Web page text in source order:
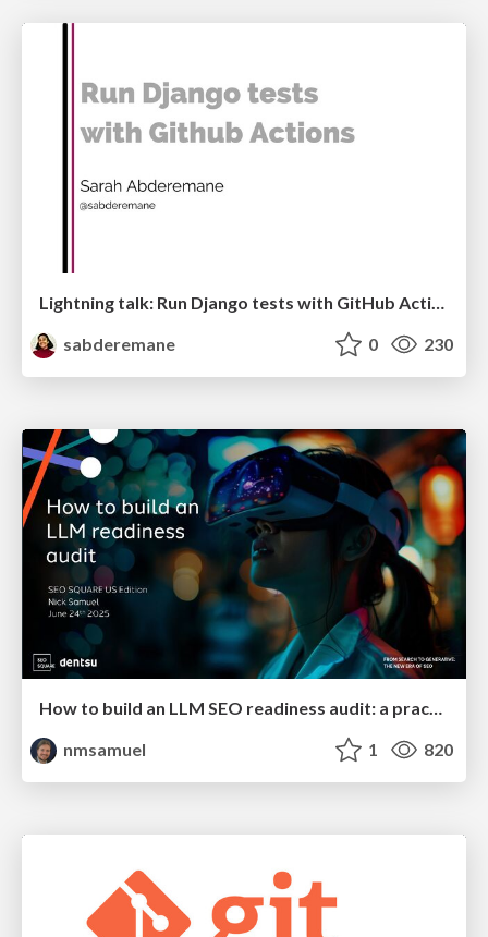
Lightning talk: Run Django tests with GitHub Actions
sabderemane
0 230
How to build an LLM SEO readiness audit: a practical framework
nmsamuel
1 820